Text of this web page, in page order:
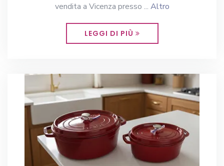
vendita a Vicenza presso ... Altro
LEGGI DI PIÙ